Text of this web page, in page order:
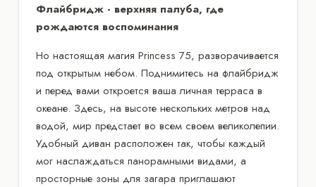
Флайбридж - верхняя палуба, где
рождаются воспоминания
Но настоящая магия Princess 75, разворачивается
под открытым небом. Поднимитесь на флайбридж
и перед вами откроется ваша личная терраса в
океане. Здесь, на высоте нескольких метров над
водой, мир предстает во всем своем великолепии.
Удобный диван расположен так, чтобы каждый
мог наслаждаться панорамными видами, а
просторные зоны для загара приглашают